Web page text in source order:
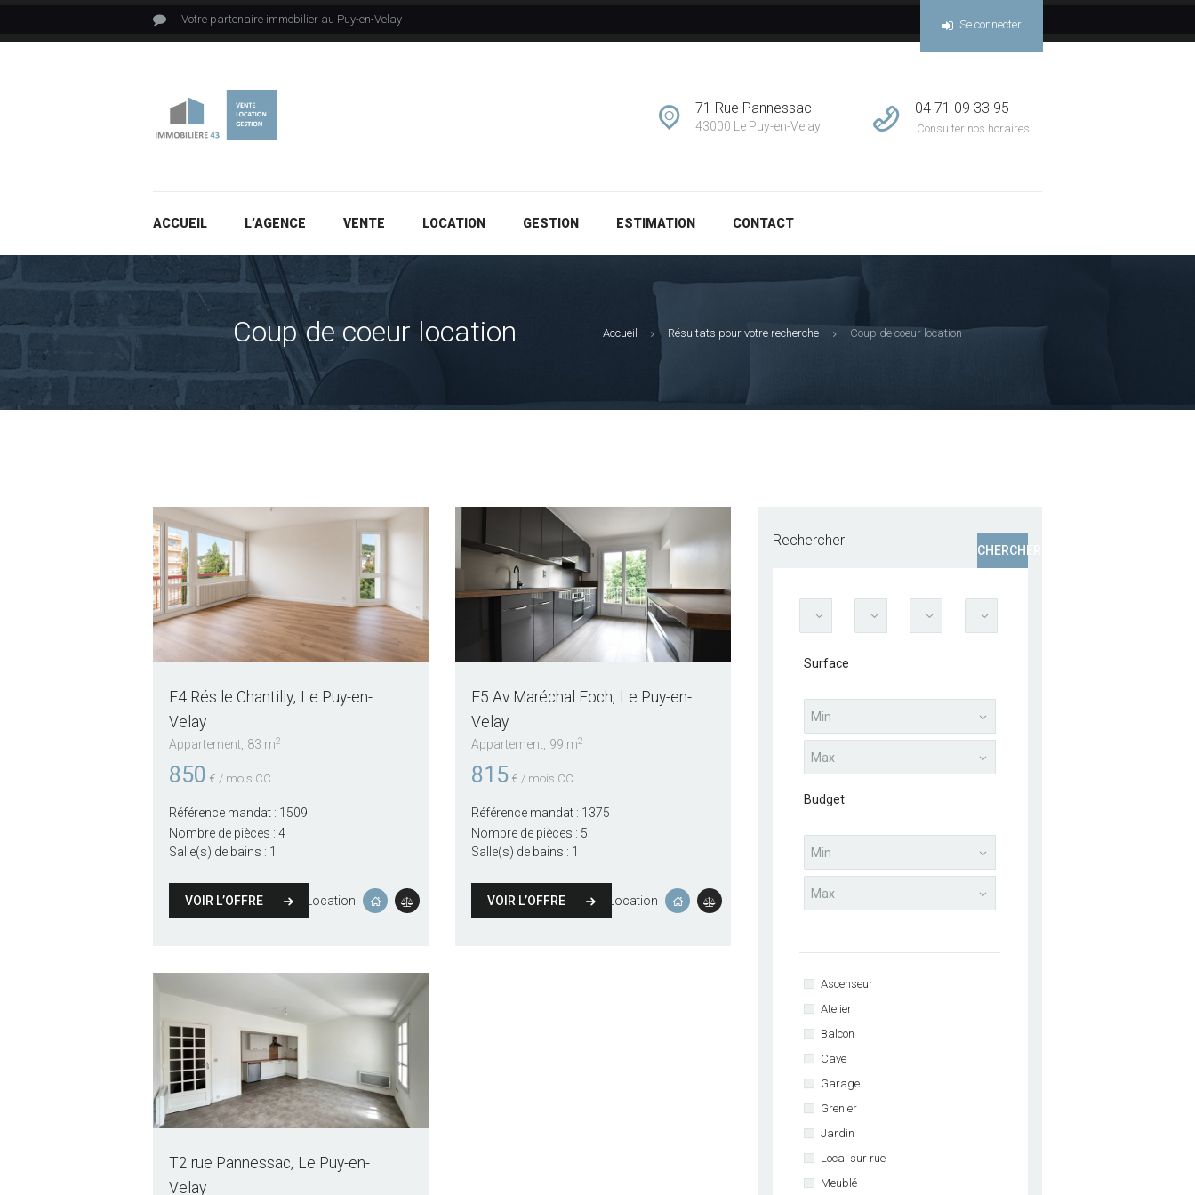
Votre partenaire immobilier au Puy-en-Velay Se connecter
71 Rue Pannessac
43000 Le Puy-en-Velay
04 71 09 33 95
Consulter nos horaires
ACCUEIL L’AGENCE VENTE LOCATION GESTION ESTIMATION CONTACT
Coup de coeur location Accueil Résultats pour votre recherche Coup de coeur location
GESTION
F4 Rés le Chantilly Le Puy-en-
Velay
Appartement 83 m2
850 € / mois CC
Référence mandat : 1509
Nombre de pièces : 4
Salle(s) de bains : 1
VOIR L’OFFRE Location
F5 Av Maréchal Foch Le Puy-en-
Velay
Appartement 99 m2
815 € / mois CC
Référence mandat : 1375
Nombre de pièces : 5
Salle(s) de bains : 1
VOIR L’OFFRE Location
T2 rue Pannessac Le Puy-en-
Velay
Rechercher
CHERCHER
Surface
Budget
Ascenseur
Atelier
Balcon
Cave
Garage
Grenier
Jardin
Local sur rue
Meublé